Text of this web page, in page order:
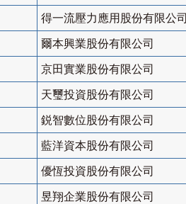
得一流壓力應用股份有限公司
爾本興業股份有限公司
京田實業股份有限公司
天璽投資股份有限公司
鋭智數位股份有限公司
藍洋資本股份有限公司
優恆投資股份有限公司
昱翔企業股份有限公司